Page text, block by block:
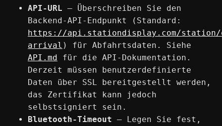
API-URL — Überschreiben Sie den
Backend-API-Endpunkt (Standard:
https://api.stationdisplay.com/station/
arrival ) für Abfahrtsdaten. Siehe
API.md für die API-Dokumentation.
Derzeit müssen benutzerdefinierte
Daten über SSL bereitgestellt werden,
das Zertifikat kann jedoch
selbstsigniert sein.
Bluetooth-Timeout — Legen Sie fest,